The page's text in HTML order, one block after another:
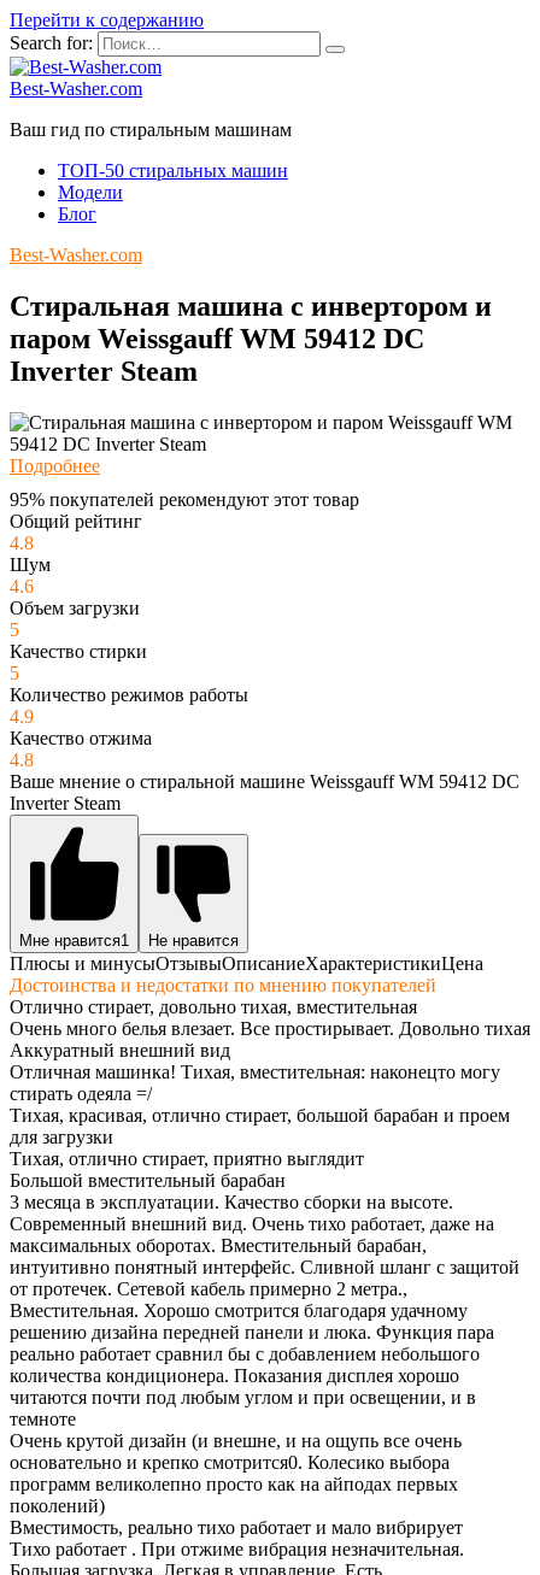
Перейти к содержанию
Search for:
Best-Washer.com
Ваш гид по стиральным машинам
ТОП-50 стиральных машин
Модели
Блог
Best-Washer.com
Стиральная машина с инвертором и
паром Weissgauff WM 59412 DC
Inverter Steam
Подробнее
95% покупателей рекомендуют этот товар
Общий рейтинг
4.8
Шум
4.6
Объем загрузки
5
Качество стирки
5
Количество режимов работы
4.9
Качество отжима
4.8
Ваше мнение о стиральной машине Weissgauff WM 59412 DC
Inverter Steam
Мне нравится1 Не нравится
Плюсы и минусыОтзывыОписаниеХарактеристикиЦена
Достоинства и недостатки по мнению покупателей
Отлично стирает, довольно тихая, вместительная
Очень много белья влезает. Все простирывает. Довольно тихая
Аккуратный внешний вид
Отличная машинка! Тихая, вместительная: наконецто могу
стирать одеяла =/
Тихая, красивая, отлично стирает, большой барабан и проем
для загрузки
Тихая, отлично стирает, приятно выглядит
Большой вместительный барабан
3 месяца в эксплуатации. Качество сборки на высоте.
Современный внешний вид. Очень тихо работает, даже на
максимальных оборотах. Вместительный барабан,
интуитивно понятный интерфейс. Сливной шланг с защитой
от протечек. Сетевой кабель примерно 2 метра.,
Вместительная. Хорошо смотрится благодаря удачному
решению дизайна передней панели и люка. Функция пара
реально работает сравнил бы с добавлением небольшого
количества кондиционера. Показания дисплея хорошо
читаются почти под любым углом и при освещении, и в
темноте
Очень крутой дизайн (и внешне, и на ощупь все очень
основательно и крепко смотрится0. Колесико выбора
программ великолепно просто как на айподах первых
поколений)
Вместимость, реально тихо работает и мало вибрирует
Тихо работает . При отжиме вибрация незначительная.
Большая загрузка. Легкая в управление. Есть